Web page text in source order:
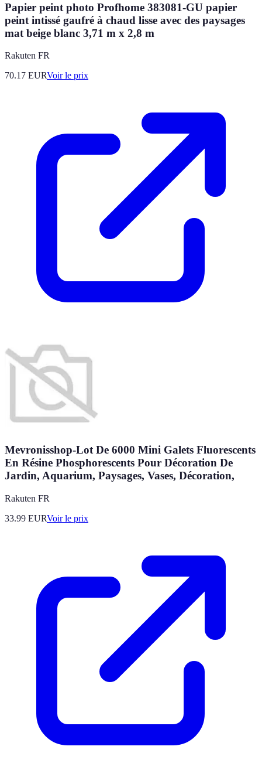
Papier peint photo Profhome 383081-GU papier
peint intissé gaufré à chaud lisse avec des paysages
mat beige blanc 3,71 m x 2,8 m
Rakuten FR
70.17 EURVoir le prix
Mevronisshop-Lot De 6000 Mini Galets Fluorescents
En Résine Phosphorescents Pour Décoration De
Jardin, Aquarium, Paysages, Vases, Décoration,
Rakuten FR
33.99 EURVoir le prix